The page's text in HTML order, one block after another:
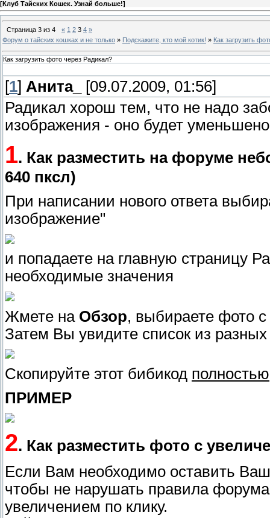
[Клуб Тайских Кошек. Узнай больше!]
Страница 3 из 4 « 1 2 3 4 »
Форум о тайских кошках и не только » Подскажите, кто мой котик! » Как загрузить
Как загрузить фото через Радикал?
[1] Анита_
[09.07.2009, 01:56]
Радикал хорош тем, что не надо
изображения - оно будет
1. Как разместить на форуме
640 пксл)
При написании нового ответа
изображение"
и попадаете на главную страницу
необходимые значения
Жмете на Обзор, выбираете фото
Затем Вы увидите список из
Скопируйте этот бибикод полностью
ПРИМЕР
2. Как разместить фото с
Если Вам необходимо оставить
чтобы не нарушать правила
увеличением по клику.